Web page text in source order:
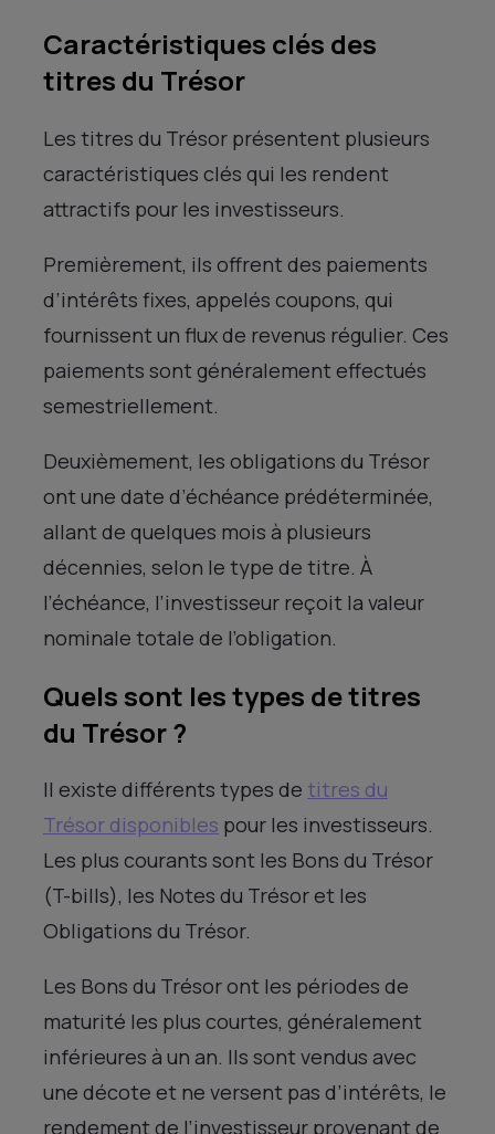
Caractéristiques clés des
titres du Trésor
Les titres du Trésor présentent plusieurs
caractéristiques clés qui les rendent
attractifs pour les investisseurs.
Premièrement, ils offrent des paiements
d’intérêts fixes, appelés coupons, qui
fournissent un flux de revenus régulier. Ces
paiements sont généralement effectués
semestriellement.
Deuxièmement, les obligations du Trésor
ont une date d’échéance prédéterminée,
allant de quelques mois à plusieurs
décennies, selon le type de titre. À
l’échéance, l’investisseur reçoit la valeur
nominale totale de l’obligation.
Quels sont les types de titres
du Trésor ?
Il existe différents types de titres du
Trésor disponibles pour les investisseurs.
Les plus courants sont les Bons du Trésor
(T-bills), les Notes du Trésor et les
Obligations du Trésor.
Les Bons du Trésor ont les périodes de
maturité les plus courtes, généralement
inférieures à un an. Ils sont vendus avec
une décote et ne versent pas d’intérêts, le
rendement de l’investisseur provenant de